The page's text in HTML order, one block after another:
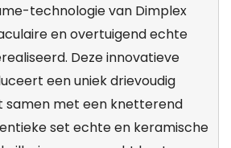
technologie van Dimplex
en overtuigend echte
Deze innovatieve
een uniek drievoudig
samen met een knetterend
set echte en keramische